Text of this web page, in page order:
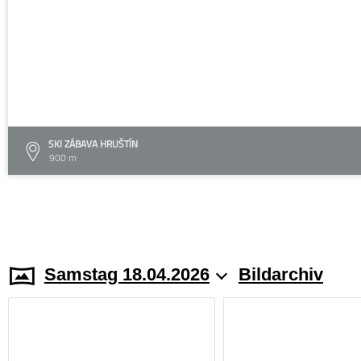
SKI ZÁBAVA HRUŠTÍN
900 m
Samstag 18.04.2026 Bildarchiv